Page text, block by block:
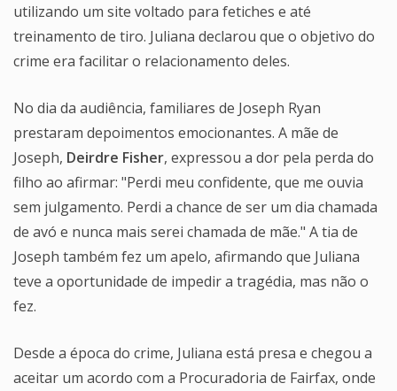
utilizando um site voltado para fetiches e até
treinamento de tiro. Juliana declarou que o objetivo do
crime era facilitar o relacionamento deles.
No dia da audiência, familiares de Joseph Ryan
prestaram depoimentos emocionantes. A mãe de
Joseph, Deirdre Fisher, expressou a dor pela perda do
filho ao afirmar: "Perdi meu confidente, que me ouvia
sem julgamento. Perdi a chance de ser um dia chamada
de avó e nunca mais serei chamada de mãe." A tia de
Joseph também fez um apelo, afirmando que Juliana
teve a oportunidade de impedir a tragédia, mas não o
fez.
Desde a época do crime, Juliana está presa e chegou a
aceitar um acordo com a Procuradoria de Fairfax, onde